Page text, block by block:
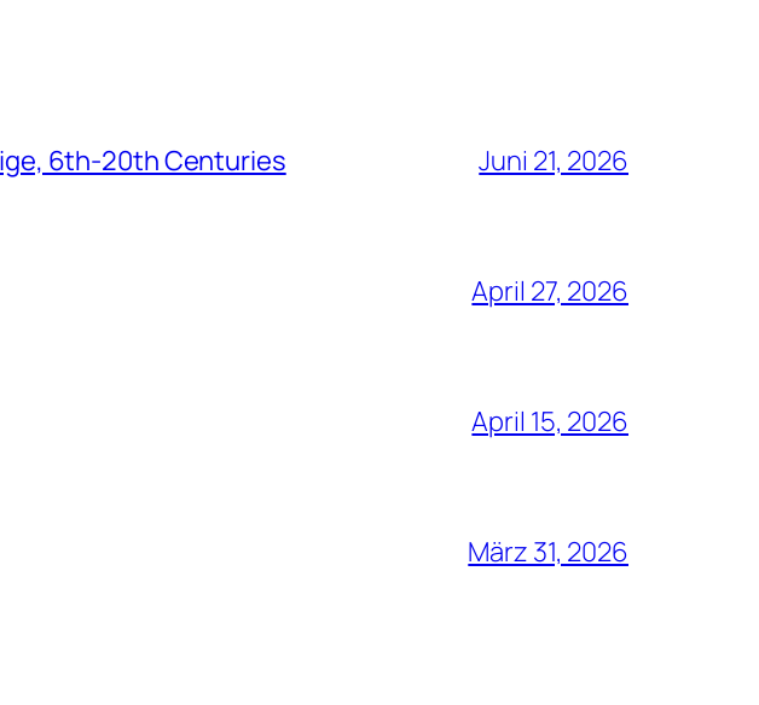
6th-20th Centuries Juni 21, 2026
April 27, 2026
April 15, 2026
März 31, 2026